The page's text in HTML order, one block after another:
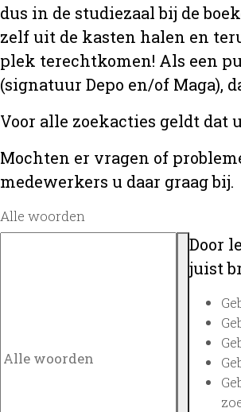
dus in de studiezaal bij de
zelf uit de kasten halen en
plek terechtkomen! Als een
(signatuur Depo en/of Maga),
Voor alle zoekacties geldt
Mochten er vragen of
medewerkers u daar graag bij.
Alle woorden
Door
juist